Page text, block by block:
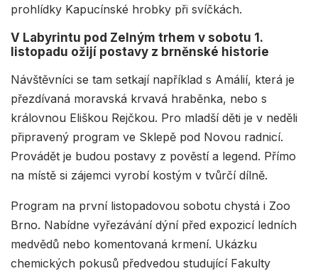
prohlídky Kapucínské hrobky při svíčkách.
V Labyrintu pod Zelným trhem v sobotu 1.
listopadu ožijí postavy z brněnské historie
Návštěvníci se tam setkají například s Amálií, která je
přezdívaná moravská krvavá hraběnka, nebo s
královnou Eliškou Rejčkou. Pro mladší děti je v neděli
připravený program ve Sklepě pod Novou radnicí.
Provádět je budou postavy z pověstí a legend. Přímo
na místě si zájemci vyrobí kostým v tvůrčí dílně.
Program na první listopadovou sobotu chystá i Zoo
Brno. Nabídne vyřezávání dýní před expozicí ledních
medvědů nebo komentovaná krmení. Ukázku
chemických pokusů předvedou studující Fakulty